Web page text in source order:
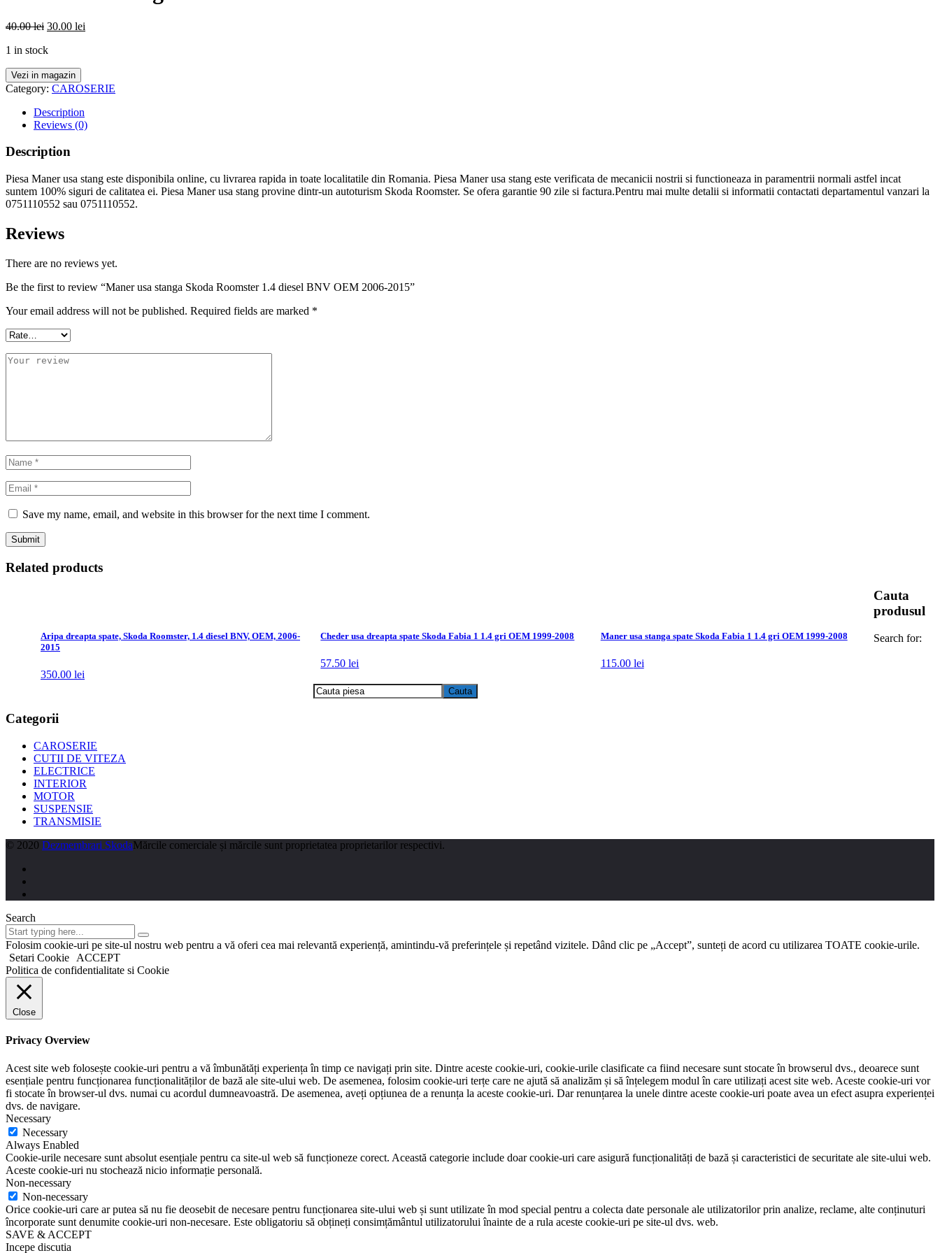
40.00lei 30.00 lei
1 in stock
Vezi in magazin
Category: CAROSERIE
Description
Reviews (0)
Description
Piesa Maner usa stang este disponibila online, cu livrarea rapida in toate localitatile din Romania. Piesa Maner usa stang este verificata de mecanicii nostrii si functioneaza in paramentrii normali astfel incat
suntem 100% siguri de calitatea ei. Piesa Maner usa stang provine dintr-un autoturism Skoda Roomster. Se ofera garantie 90 zile si factura.Pentru mai multe detalii si informatii contactati departamentul vanzari la
0751110552 sau 0751110552.
Reviews
There are no reviews yet.
Be the first to review “Maner usa stanga Skoda Roomster 1.4 diesel BNV OEM 2006-2015”
Your email address will not be published. Required fields are marked *
Save my name, email, and website in this browser for the next time I comment.
Related products
Aripa dreapta spate, Skoda Roomster, 1.4 diesel BNV, OEM, 2006-
2015
350.00 lei
Cheder usa dreapta spate Skoda Fabia 1 1.4 gri OEM 1999-2008
57.50lei
Maner usa stanga spate Skoda Fabia 1 1.4 gri OEM 1999-2008
115.00 lei
Cauta
produsul
Search for:
Categorii
CAROSERIE
CUTII DE VITEZA
ELECTRICE
INTERIOR
MOTOR
SUSPENSIE
TRANSMISIE
© 2020 Dezmembrari SkodaMărcile comerciale și mărcile sunt proprietatea proprietarilor respectivi.
Search
Folosim cookie-uri pe site-ul nostru web pentru a vă oferi cea mai relevantă experiență, amintindu-vă preferințele și repetând vizitele. Dând clic pe „Accept”, sunteți de acord cu utilizarea TOATE cookie-urile.
Setari Cookie
ACCEPT
Politica de confidentialitate si Cookie
Close
Privacy Overview
Acest site web folosește cookie-uri pentru a vă îmbunătăți experiența în timp ce navigați prin site. Dintre aceste cookie-uri, cookie-urile clasificate ca fiind necesare sunt stocate în browserul dvs., deoarece sunt
esențiale pentru funcționarea funcționalităților de bază ale site-ului web. De asemenea, folosim cookie-uri terțe care ne ajută să analizăm și să înțelegem modul în care utilizați acest site web. Aceste cookie-uri vor
fi stocate în browser-ul dvs. numai cu acordul dumneavoastră. De asemenea, aveți opțiunea de a renunța la aceste cookie-uri. Dar renunțarea la unele dintre aceste cookie-uri poate avea un efect asupra experienței
dvs. de navigare.
Necessary
Necessary
Always Enabled
Cookie-urile necesare sunt absolut esențiale pentru ca site-ul web să funcționeze corect. Această categorie include doar cookie-uri care asigură funcționalități de bază și caracteristici de securitate ale site-ului web.
Aceste cookie-uri nu stochează nicio informație personală.
Non-necessary
Non-necessary
Orice cookie-uri care ar putea să nu fie deosebit de necesare pentru funcționarea site-ului web și sunt utilizate în mod special pentru a colecta date personale ale utilizatorilor prin analize, reclame, alte conținuturi
încorporate sunt denumite cookie-uri non-necesare. Este obligatoriu să obțineți consimțământul utilizatorului înainte de a rula aceste cookie-uri pe site-ul dvs. web.
SAVE & ACCEPT
Incepe discutia